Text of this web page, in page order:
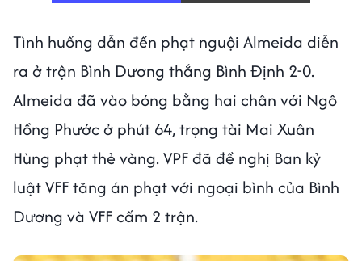
Tình huống dẫn đến phạt nguội Almeida diễn
ra ở trận Bình Dương thắng Bình Định 2-0.
Almeida đã vào bóng bằng hai chân với Ngô
Hồng Phước ở phút 64, trọng tài Mai Xuân
Hùng phạt thẻ vàng. VPF đã đề nghị Ban kỷ
luật VFF tăng án phạt với ngoại bình của Bình
Dương và VFF cấm 2 trận.